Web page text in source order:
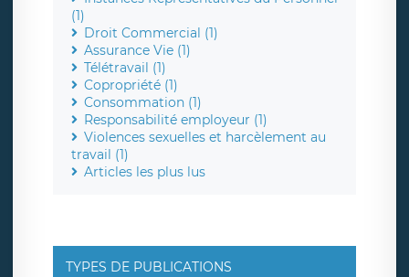
(1)
Droit Commercial (1)
Assurance Vie (1)
Télétravail (1)
Copropriété (1)
Consommation (1)
Responsabilité employeur (1)
Violences sexuelles et harcèlement au
travail (1)
Articles les plus lus
TYPES DE PUBLICATIONS